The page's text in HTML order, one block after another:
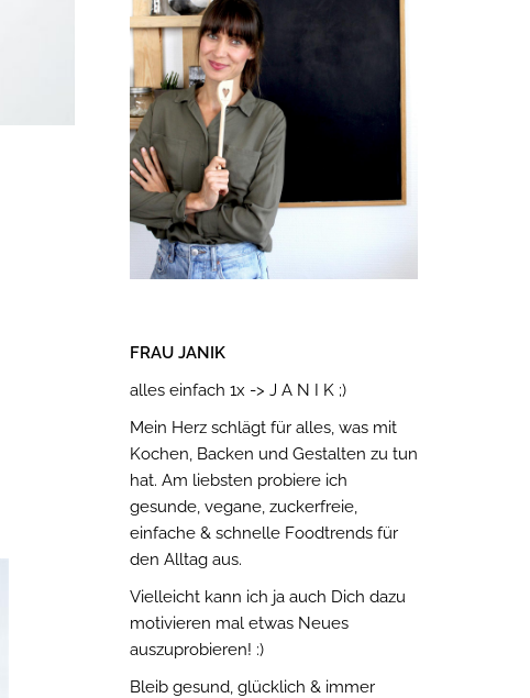
FRAU JANIK
alles einfach 1x -> J A N I K ;)
Mein Herz schlägt für alles, was mit
Kochen, Backen und Gestalten zu tun
hat. Am liebsten probiere ich
gesunde, vegane, zuckerfreie,
einfache & schnelle Foodtrends für
den Alltag aus.
Vielleicht kann ich ja auch Dich dazu
motivieren mal etwas Neues
auszuprobieren! :)
Bleib gesund, glücklich & immer